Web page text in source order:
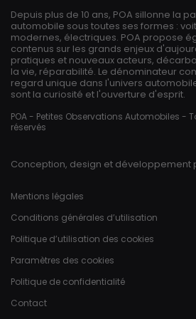
Depuis plus de 10 ans, POA sillonne la
automobile sous toutes ses formes :
modernes, électriques. POA propose
contenus sur les grands enjeux
pratiques et nouveaux acteurs,
la vie, réparabilité. Le dénominateur
regard unique dans l'univers
sont la curiosité et l'ouverture d'esprit.
POA - Petites Observations Automobiles -
réservés
Conception, design et développement
Pied de page
Mentions légales
Conditions générales d’utilisation
Politique d’utilisation des cookies
Paramètres des cookies
Politique de confidentialité
Contact